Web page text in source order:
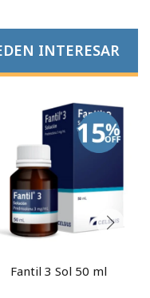
INTERESAR
Fantil 3 Sol 50 ml